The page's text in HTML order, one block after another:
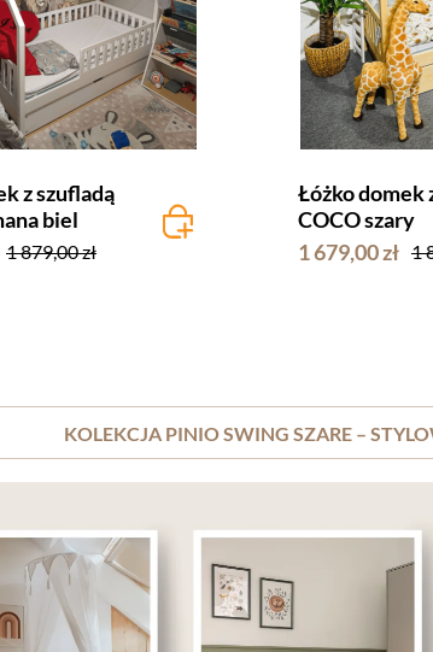
z szufladą
biel
1 879,00 zł
Łóżko domek
COCO szary
1 679,00 zł 1
KOLEKCJA PINIO SWING SZARE –